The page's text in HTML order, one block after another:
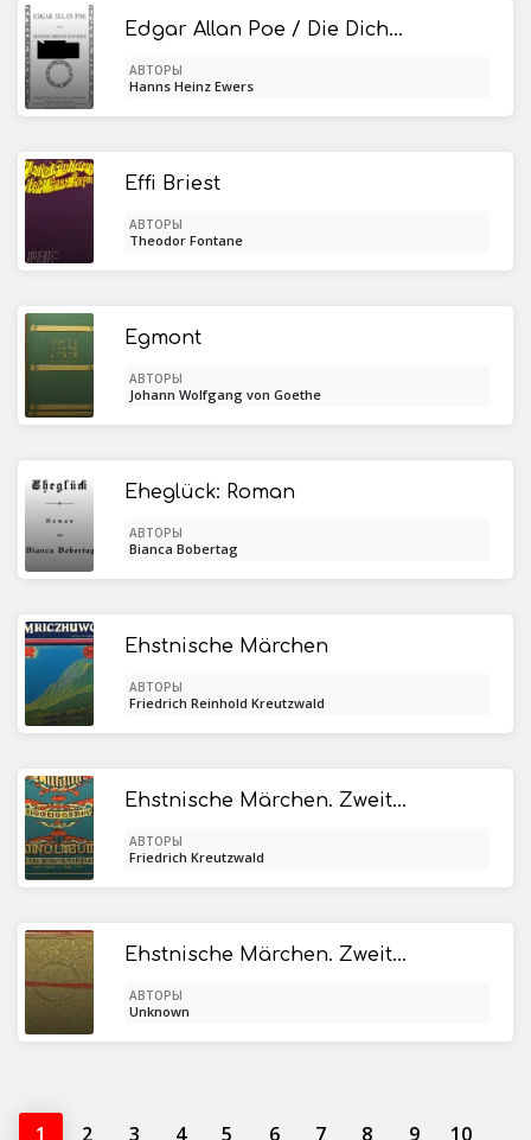
Edgar Allan Poe / Die Dichtung, Band XLII
АВТОРЫ
Hanns Heinz Ewers
Effi Briest
АВТОРЫ
Theodor Fontane
Egmont
АВТОРЫ
Johann Wolfgang von Goethe
Eheglück: Roman
АВТОРЫ
Bianca Bobertag
Ehstnische Märchen
АВТОРЫ
Friedrich Reinhold Kreutzwald
Ehstnische Märchen. Zweite Hälfte
АВТОРЫ
Friedrich Kreutzwald
Ehstnische Märchen. Zweite Hälfte
АВТОРЫ
Unknown
1 2 3 4 5 6 7 8 9 10